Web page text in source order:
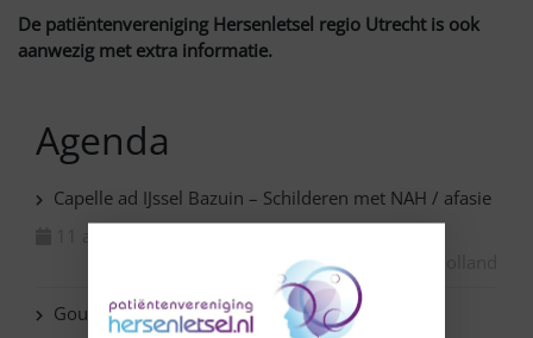
De patiëntenvereniging Hersenletsel regio Utrecht is ook
aanwezig met extra informatie.
Agenda
Capelle ad IJssel Bazuin – Schilderen met NAH / afasie
Gouda – NAH soepuurtje